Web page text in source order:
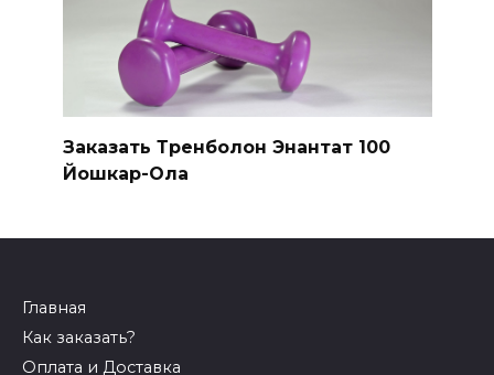
Заказать Тренболон Энантат 100
Йошкар-Ола
Главная
Как заказать?
Оплата и Доставка